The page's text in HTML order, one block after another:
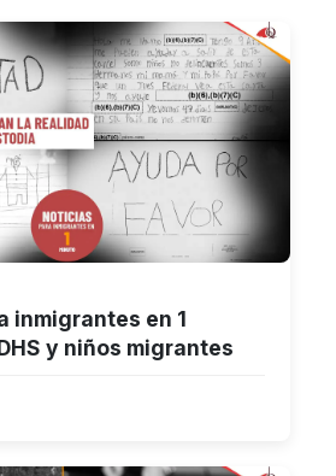
inmigrantes en 1
y niños migrantes